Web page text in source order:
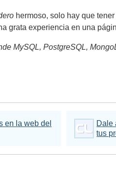
hermoso, solo hay que
grata experiencia en una
MySQL, PostgreSQL,
en la web del
Dale
tus